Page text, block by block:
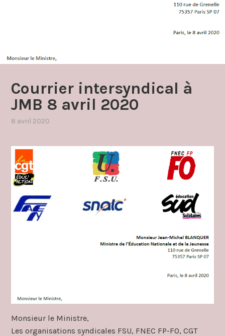
Courrier intersyndical à
JMB 8 avril 2020
8 avril 2020
Monsieur le Ministre,
Les organisations syndicales FSU, FNEC FP-FO, CGT